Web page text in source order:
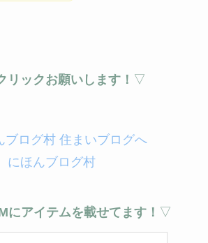
リックお願いします！ ▽
にほんブログ村
にアイテムを載せてます！ ▽